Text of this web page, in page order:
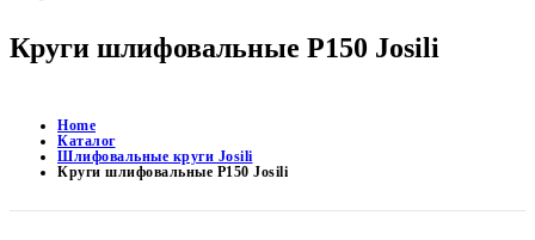
Круги шлифовальные Р150 Josili
Home
Каталог
Шлифовальные круги Josili
Круги шлифовальные Р150 Josili